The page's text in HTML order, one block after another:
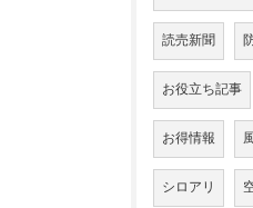
読売新聞
お役立ち記事
お得情報
シロアリ